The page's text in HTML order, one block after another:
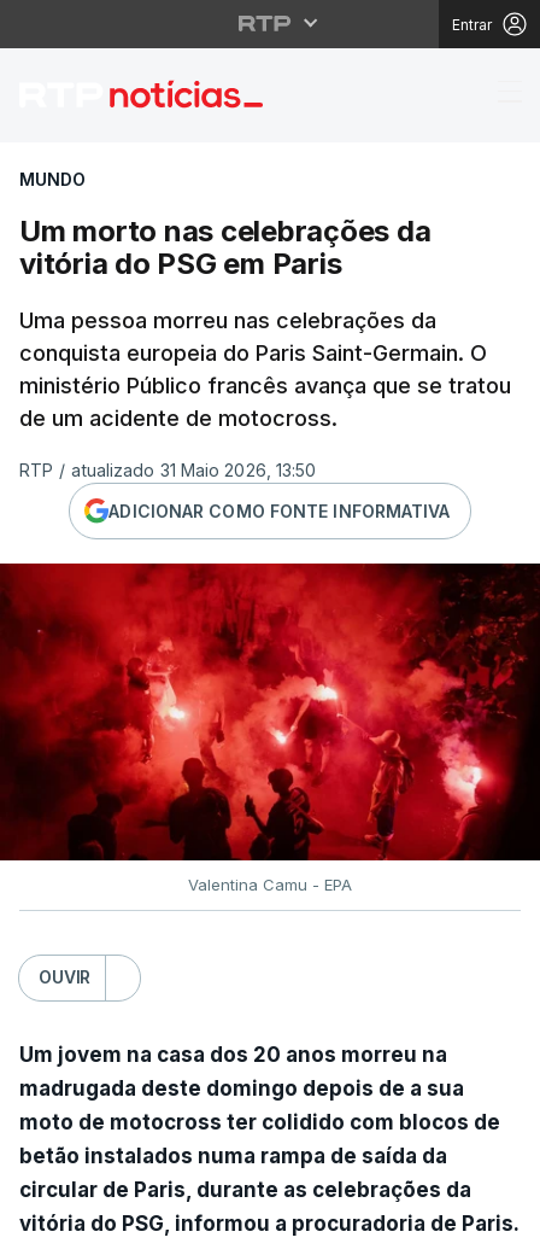
Entrar
Um morto nas
MUNDO
Um morto nas celebrações da
vitória do PSG em Paris
Uma pessoa morreu nas celebrações da
conquista europeia do Paris Saint-Germain. O
ministério Público francês avança que se tratou
de um acidente de motocross.
RTP / atualizado 31 Maio 2026, 13:50
ADICIONAR COMO FONTE INFORMATIVA
Valentina Camu - EPA
OUVIR
Um jovem na casa dos 20 anos morreu na
madrugada deste domingo depois de a sua
moto de motocross ter colidido com blocos de
betão instalados numa rampa de saída da
circular de Paris, durante as celebrações da
vitória do PSG, informou a procuradoria de Paris.